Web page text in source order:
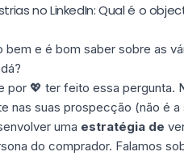
no LinkedIn: Qual é o
bem e é bom saber sobre as
por 💖 ter feito essa pergunta.
nas suas prospecção (não é
uma estratégia de
do comprador. Falamos